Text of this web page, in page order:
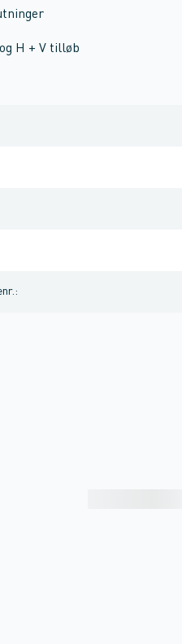
H + V tilløb
: